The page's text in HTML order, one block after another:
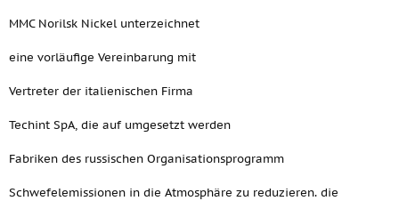
MMC Norilsk Nickel unterzeichnet
eine vorläufige Vereinbarung mit
Vertreter der italienischen Firma
Techint SpA, die auf umgesetzt werden
Fabriken des russischen Organisationsprogramm
Schwefelemissionen in die Atmosphäre zu reduzieren. die